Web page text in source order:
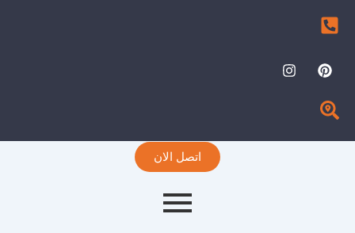
P
i
t
e
I
n
اتصل الان